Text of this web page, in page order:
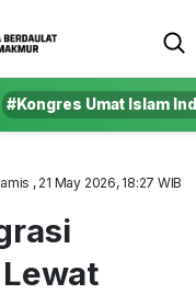
#Kongres Umat Islam
, 21 May 2026, 18:27 WIB